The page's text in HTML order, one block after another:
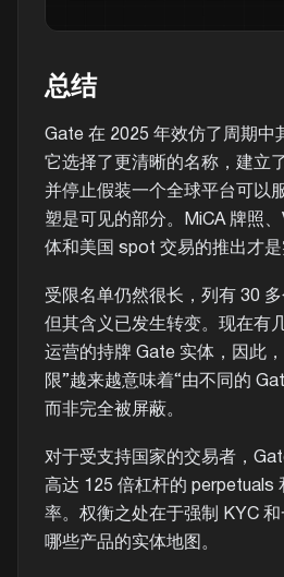
总结
Gate 在 2025 年效仿了周期中
它选择了更清晰的名称，建立
并停止假装一个全球平台可以
塑是可见的部分。MiCA 牌照
体和美国 spot 交易的推出才是
受限名单仍然很长，列有 30 多
但其含义已发生转变。现在有
运营的持牌 Gate 实体，因此
限”越来越意味着“由不同的
而非完全被屏蔽。
对于受支持国家的交易者，
高达 125 倍杠杆的 perpetuals
率。权衡之处在于强制 KYC
哪些产品的实体地图。